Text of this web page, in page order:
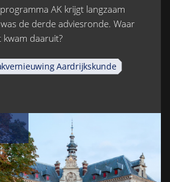
AK krijgt langzaam
de derde adviesronde. Waar
kwam daaruit?
Aardrijkskunde